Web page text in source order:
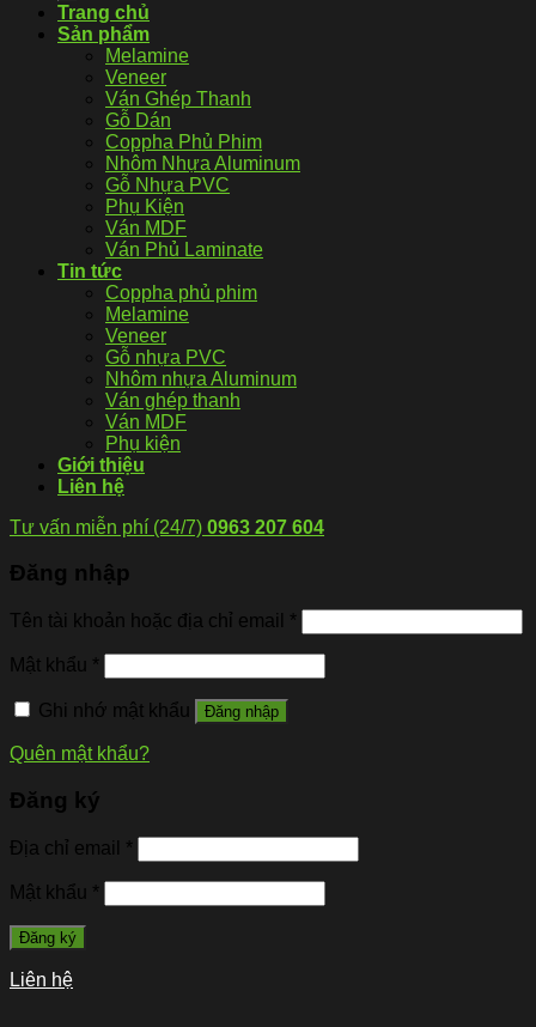
Trang chủ
Sản phẩm
Melamine
Veneer
Ván Ghép Thanh
Gỗ Dán
Coppha Phủ Phim
Nhôm Nhựa Aluminum
Gỗ Nhựa PVC
Phụ Kiện
Ván MDF
Ván Phủ Laminate
Tin tức
Coppha phủ phim
Melamine
Veneer
Gỗ nhựa PVC
Nhôm nhựa Aluminum
Ván ghép thanh
Ván MDF
Phụ kiện
Giới thiệu
Liên hệ
Tư vấn miễn phí (24/7) 0963 207 604
Đăng nhập
Tên tài khoản hoặc địa chỉ email *
Mật khẩu *
Ghi nhớ mật khẩu Đăng nhập
Quên mật khẩu?
Đăng ký
Địa chỉ email *
Mật khẩu *
Đăng ký
Liên hệ